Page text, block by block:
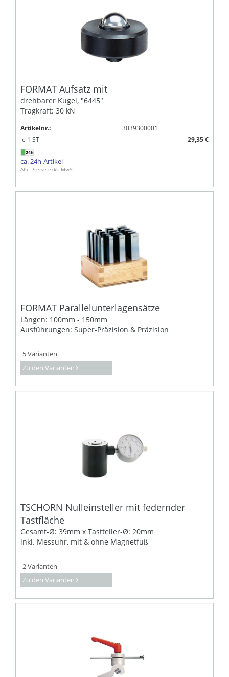
FORMAT Aufsatz mit
drehbarer Kugel, "6445"
Tragkraft: 30 kN
Artikelnr.:
3039300001
je 1 ST 29,35 €
ca. 24h-Artikel
Alle Preise exkl. MwSt.
FORMAT Parallelunterlagensätze
Längen: 100mm - 150mm
Ausführungen: Super-Präzision & Präzision
5 Varianten
Zu den Varianten
TSCHORN Nulleinsteller mit federnder
Tastfläche
Gesamt-Ø: 39mm x Tastteller-Ø: 20mm
inkl. Messuhr, mit & ohne Magnetfuß
2 Varianten
Zu den Varianten